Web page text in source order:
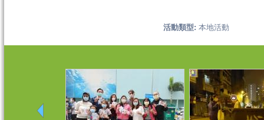
活動類型: 本地活動